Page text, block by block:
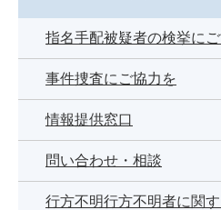
指名手配被疑者の検挙にご
事件捜査にご協力を
情報提供窓口
問い合わせ・相談
行方不明行方不明者に関